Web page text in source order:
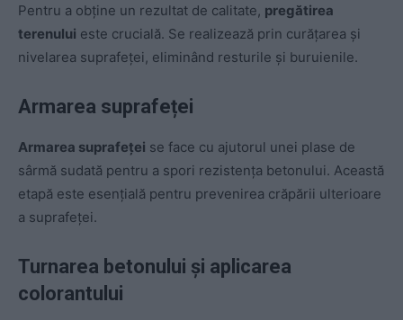
Pentru a obține un rezultat de calitate, pregătirea
terenului este crucială. Se realizează prin curățarea și
nivelarea suprafeței, eliminând resturile și buruienile.
Armarea suprafeței
Armarea suprafeței se face cu ajutorul unei plase de
sârmă sudată pentru a spori rezistența betonului. Această
etapă este esențială pentru prevenirea crăpării ulterioare
a suprafeței.
Turnarea betonului și aplicarea
colorantului